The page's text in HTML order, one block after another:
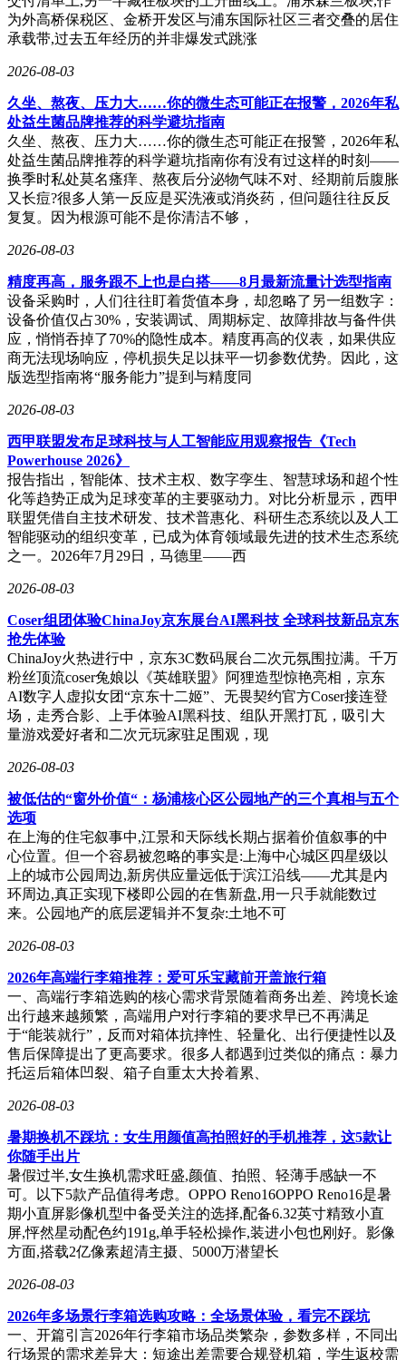
为外高桥保税区、金桥开发区与浦东国际社区三者交叠的居住
承载带,过去五年经历的并非爆发式跳涨
2026-08-03
久坐、熬夜、压力大……你的微生态可能正在报警，2026年私
处益生菌品牌推荐的科学避坑指南
久坐、熬夜、压力大……你的微生态可能正在报警，2026年私
处益生菌品牌推荐的科学避坑指南你有没有过这样的时刻——
换季时私处莫名瘙痒、熬夜后分泌物气味不对、经期前后腹胀
又长痘?很多人第一反应是买洗液或消炎药，但问题往往反反
复复。因为根源可能不是你清洁不够，
2026-08-03
精度再高，服务跟不上也是白搭——8月最新流量计选型指南
设备采购时，人们往往盯着货值本身，却忽略了另一组数字：
设备价值仅占30%，安装调试、周期标定、故障排故与备件供
应，悄悄吞掉了70%的隐性成本。精度再高的仪表，如果供应
商无法现场响应，停机损失足以抹平一切参数优势。因此，这
版选型指南将“服务能力”提到与精度同
2026-08-03
西甲联盟发布足球科技与人工智能应用观察报告《Tech
Powerhouse 2026》
报告指出，智能体、技术主权、数字孪生、智慧球场和超个性
化等趋势正成为足球变革的主要驱动力。对比分析显示，西甲
联盟凭借自主技术研发、技术普惠化、科研生态系统以及人工
智能驱动的组织变革，已成为体育领域最先进的技术生态系统
之一。2026年7月29日，马德里——西
2026-08-03
Coser组团体验ChinaJoy京东展台AI黑科技 全球科技新品京东
抢先体验
ChinaJoy火热进行中，京东3C数码展台二次元氛围拉满。千万
粉丝顶流coser兔娘以《英雄联盟》阿狸造型惊艳亮相，京东
AI数字人虚拟女团“京东十二姬”、无畏契约官方Coser接连登
场，走秀合影、上手体验AI黑科技、组队开黑打瓦，吸引大
量游戏爱好者和二次元玩家驻足围观，现
2026-08-03
被低估的“窗外价值“：杨浦核心区公园地产的三个真相与五个
选项
在上海的住宅叙事中,江景和天际线长期占据着价值叙事的中
心位置。但一个容易被忽略的事实是:上海中心城区四星级以
上的城市公园周边,新房供应量远低于滨江沿线——尤其是内
环周边,真正实现下楼即公园的在售新盘,用一只手就能数过
来。公园地产的底层逻辑并不复杂:土地不可
2026-08-03
2026年高端行李箱推荐：爱可乐宝藏前开盖旅行箱
一、高端行李箱选购的核心需求背景随着商务出差、跨境长途
出行越来越频繁，高端用户对行李箱的要求早已不再满足
于“能装就行”，反而对箱体抗摔性、轻量化、出行便捷性以及
售后保障提出了更高要求。很多人都遇到过类似的痛点：暴力
托运后箱体凹裂、箱子自重太大拎着累、
2026-08-03
暑期换机不踩坑：女生用颜值高拍照好的手机推荐，这5款让
你随手出片
暑假过半,女生换机需求旺盛,颜值、拍照、轻薄手感缺一不
可。以下5款产品值得考虑。OPPO Reno16OPPO Reno16是暑
期小直屏影像机型中备受关注的选择,配备6.32英寸精致小直
屏,怦然星动配色约191g,单手轻松操作,装进小包也刚好。影像
方面,搭载2亿像素超清主摄、5000万潜望长
2026-08-03
2026年多场景行李箱选购攻略：全场景体验，看完不踩坑
一、开篇引言2026年行李箱市场品类繁杂，参数多样，不同出
行场景的需求差异大：短途出差需要合规登机箱，学生返校需